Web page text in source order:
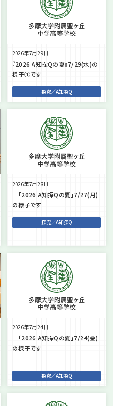
2026年7月29日
『2026 A知探Qの夏』7/29(水)の
様子①です
探究／A知探Q
2026年7月28日
「2026 A知探Qの夏」7/27(月)
の様子です
探究／A知探Q
2026年7月24日
「2026 A知探Qの夏」7/24(金)
の様子です
探究／A知探Q